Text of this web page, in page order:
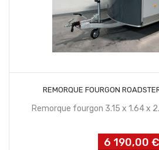
REMORQUE FOURGON
Remorque fourgon 3.15 x 1.64 x
Prix
6 190,00 €